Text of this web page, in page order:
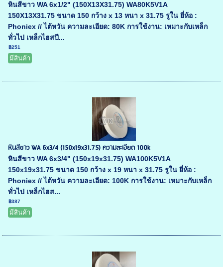
หินสีขาว WA 6x1/2" (150X13X31.75) WA80K5V1A
150X13X31.75 ขนาด 150 กว้าง x 13 หนา x 31.75 รูใน ยี่ห้อ :
Phoniex // ไต้หวัน ความละเอียด: 80K การใช้งาน: เหมาะกับเหล็ก
ทั่วไป เหล็กไฮสปี...
฿251
มีสินค้า
หินสีขาว WA 6x3/4 (150x19x31.75) ความละเอียด 100k
หินสีขาว WA 6x3/4" (150x19x31.75) WA100K5V1A
150x19x31.75 ขนาด 150 กว้าง x 19 หนา x 31.75 รูใน ยี่ห้อ :
Phoniex // ไต้หวัน ความละเอียด: 100K การใช้งาน: เหมาะกับเหล็ก
ทั่วไป เหล็กไฮส...
฿387
มีสินค้า